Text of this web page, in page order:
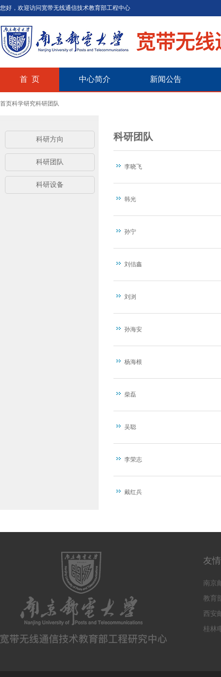
您好，欢迎访问宽带无线通信技术教育部工程中心
首 页 中心简介 新闻公告
首页科学研究科研团队
科研方向
科研团队
科研设备
科研团队
李晓飞
韩光
孙宁
刘佶鑫
刘浏
孙海安
杨海根
柴磊
吴聪
李荣志
戴红兵
友
南京
教育
西安
桂林